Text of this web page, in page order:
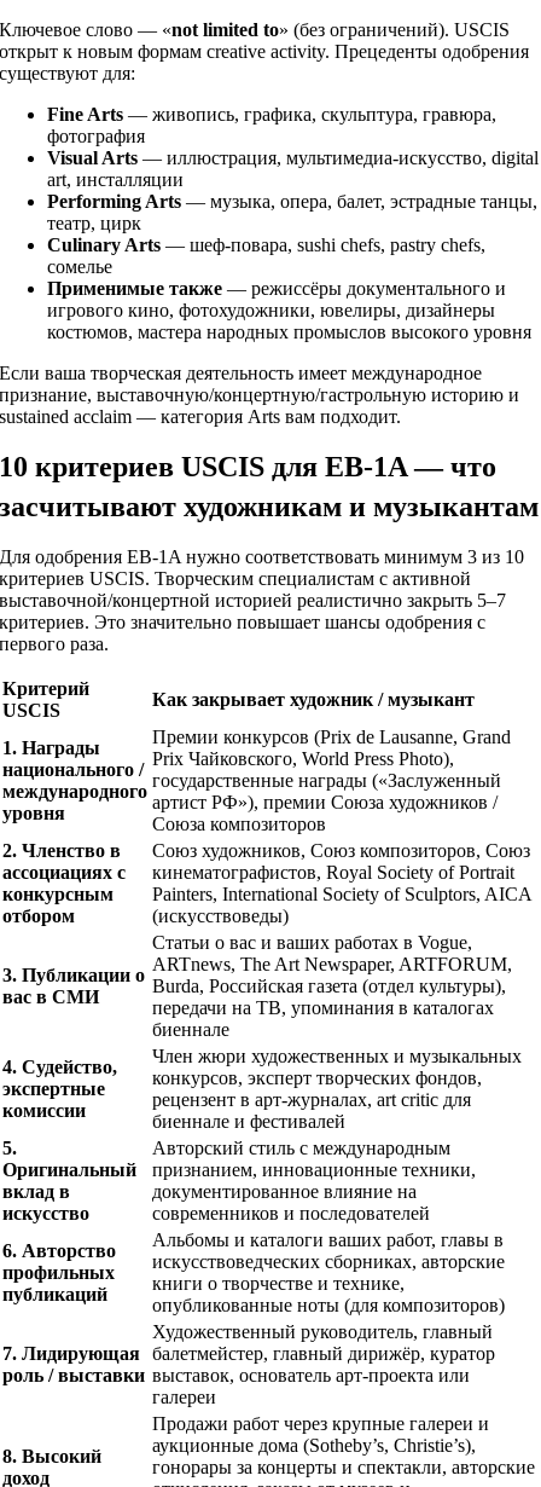
Ключевое слово — «not limited to» (без ограничений). USCIS
открыт к новым формам creative activity. Прецеденты одобрения
существуют для:
Fine Arts — живопись, графика, скульптура, гравюра,
фотография
Visual Arts — иллюстрация, мультимедиа-искусство, digital
art, инсталляции
Performing Arts — музыка, опера, балет, эстрадные танцы,
театр, цирк
Culinary Arts — шеф-повара, sushi chefs, pastry chefs,
сомелье
Применимые также — режиссёры документального и
игрового кино, фотохудожники, ювелиры, дизайнеры
костюмов, мастера народных промыслов высокого уровня
Если ваша творческая деятельность имеет международное
признание, выставочную/концертную/гастрольную историю и
sustained acclaim — категория Arts вам подходит.
10 критериев USCIS для EB-1A — что
засчитывают художникам и музыкантам
Для одобрения EB-1A нужно соответствовать минимум 3 из 10
критериев USCIS. Творческим специалистам с активной
выставочной/концертной историей реалистично закрыть 5–7
критериев. Это значительно повышает шансы одобрения с
первого раза.
Критерий
USCIS
Как закрывает художник / музыкант
1. Награды
национального /
международного
уровня
Премии конкурсов (Prix de Lausanne, Grand
Prix Чайковского, World Press Photo),
государственные награды («Заслуженный
артист РФ»), премии Союза художников /
Союза композиторов
2. Членство в
ассоциациях с
конкурсным
отбором
Союз художников, Союз композиторов, Союз
кинематографистов, Royal Society of Portrait
Painters, International Society of Sculptors, AICA
(искусствоведы)
3. Публикации о
вас в СМИ
Статьи о вас и ваших работах в Vogue,
ARTnews, The Art Newspaper, ARTFORUM,
Burda, Российская газета (отдел культуры),
передачи на ТВ, упоминания в каталогах
биеннале
4. Судейство,
экспертные
комиссии
Член жюри художественных и музыкальных
конкурсов, эксперт творческих фондов,
рецензент в арт-журналах, art critic для
биеннале и фестивалей
5.
Оригинальный
вклад в
искусство
Авторский стиль с международным
признанием, инновационные техники,
документированное влияние на
современников и последователей
6. Авторство
профильных
публикаций
Альбомы и каталоги ваших работ, главы в
искусствоведческих сборниках, авторские
книги о творчестве и технике,
опубликованные ноты (для композиторов)
7. Лидирующая
роль / выставки
Художественный руководитель, главный
балетмейстер, главный дирижёр, куратор
выставок, основатель арт-проекта или
галереи
8. Высокий
доход
Продажи работ через крупные галереи и
аукционные дома (Sotheby’s, Christie’s),
гонорары за концерты и спектакли, авторские